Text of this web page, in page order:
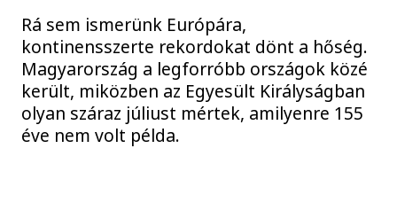
Rá sem ismerünk Európára,
kontinensszerte rekordokat dönt a hőség.
Magyarország a legforróbb országok közé
került, miközben az Egyesült Királyságban
olyan száraz júliust mértek, amilyenre 155
éve nem volt példa.